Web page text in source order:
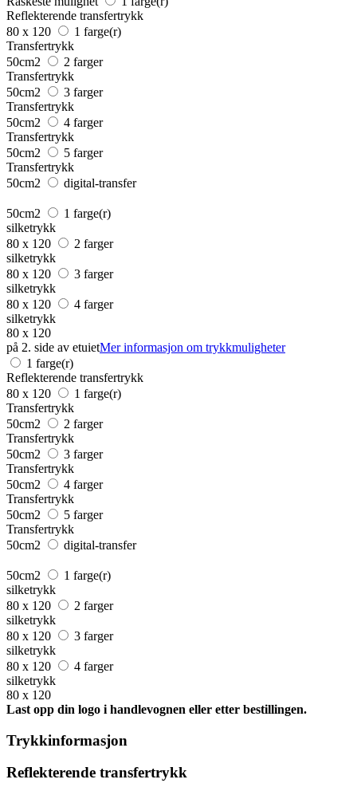
Reflekterende transfertrykk
80 x 120
1 farge(r)
Transfertrykk
50cm2
2 farger
Transfertrykk
50cm2
3 farger
Transfertrykk
50cm2
4 farger
Transfertrykk
50cm2
5 farger
Transfertrykk
50cm2
digital-transfer
50cm2
1 farge(r)
silketrykk
80 x 120
2 farger
silketrykk
80 x 120
3 farger
silketrykk
80 x 120
4 farger
silketrykk
80 x 120
på 2. side av etuietMer informasjon om trykkmuligheter
1 farge(r)
Reflekterende transfertrykk
80 x 120
1 farge(r)
Transfertrykk
50cm2
2 farger
Transfertrykk
50cm2
3 farger
Transfertrykk
50cm2
4 farger
Transfertrykk
50cm2
5 farger
Transfertrykk
50cm2
digital-transfer
50cm2
1 farge(r)
silketrykk
80 x 120
2 farger
silketrykk
80 x 120
3 farger
silketrykk
80 x 120
4 farger
silketrykk
80 x 120
Last opp din logo i handlevognen eller etter bestillingen.
Trykkinformasjon
Reflekterende transfertrykk